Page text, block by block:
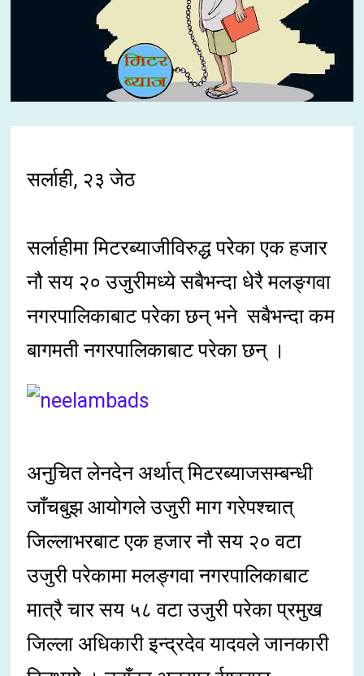
सर्लाही, २३ जेठ
सर्लाहीमा मिटरब्याजीविरुद्ध परेका एक हजार
नौ सय २० उजुरीमध्ये सबैभन्दा धेरै मलङ्गवा
नगरपालिकाबाट परेका छन् भने सबैभन्दा कम
बागमती नगरपालिकाबाट परेका छन् ।
अनुचित लेनदेन अर्थात् मिटरब्याजसम्बन्धी
जाँचबुझ आयोगले उजुरी माग गरेपश्चात्
जिल्लाभरबाट एक हजार नौ सय २० वटा
उजुरी परेकामा मलङ्गवा नगरपालिकाबाट
मात्रै चार सय ५८ वटा उजुरी परेका प्रमुख
जिल्ला अधिकारी इन्द्रदेव यादवले जानकारी